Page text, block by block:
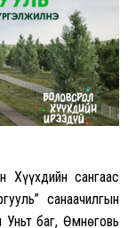
сангаас
санаачилгын
баг, Өмнөговь